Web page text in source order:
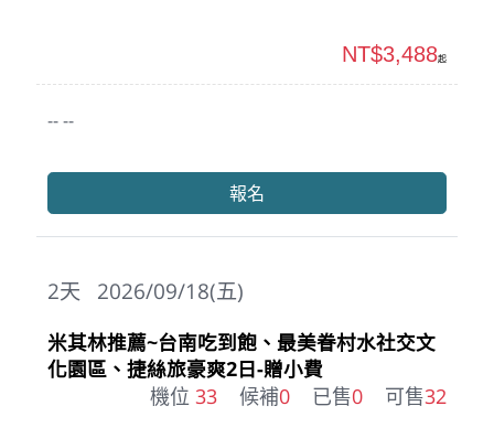
-- --
NT$3,488起
報名
2026/09/18(五)
2天
米其林推薦~台南吃到飽、最美眷村水社交文
化園區、捷絲旅豪爽2日-贈小費
機位 33 候補0 已售0 可售32